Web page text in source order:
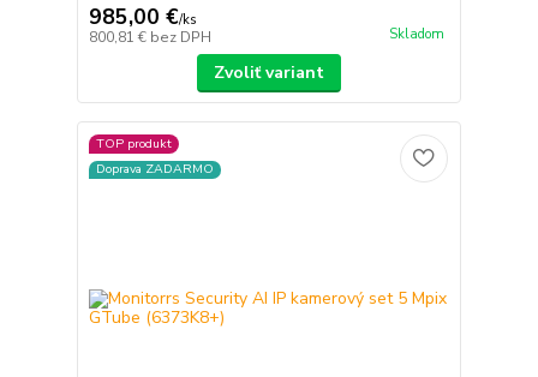
985,00 €/ks
800,81 € bez DPH Skladom
Zvoliť variant
TOP produkt
Doprava ZADARMO